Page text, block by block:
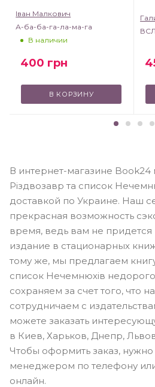
Іван Малкович
А-ба-ба-га-ла-ма-га
В наличии
400 грн
В КОРЗИНУ
ВСЛ
В интернет-магазине Book24
Різдвозавр та список
доставкой по Украине. Наш
прекрасная возможность
время, ведь вам не
издание в стационарных
тому же, мы предлагаем
список Нечемнюхів
сохраняем за счет того, что
сотрудничаем с
можете заказать
в Киев, Харьков, Днепр,
Чтобы оформить заказ,
менеджером по телефону или
онлайн.